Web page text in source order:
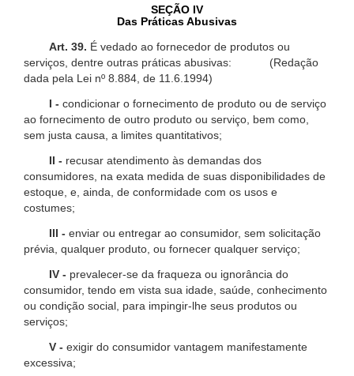
SEÇÃO IV
Das Práticas Abusivas
Art. 39. É vedado ao fornecedor de produtos ou
serviços, dentre outras práticas abusivas: (Redação
dada pela Lei nº 8.884, de 11.6.1994)
I - condicionar o fornecimento de produto ou de serviço
ao fornecimento de outro produto ou serviço, bem como,
sem justa causa, a limites quantitativos;
II - recusar atendimento às demandas dos
consumidores, na exata medida de suas disponibilidades de
estoque, e, ainda, de conformidade com os usos e
costumes;
III - enviar ou entregar ao consumidor, sem solicitação
prévia, qualquer produto, ou fornecer qualquer serviço;
IV - prevalecer-se da fraqueza ou ignorância do
consumidor, tendo em vista sua idade, saúde, conhecimento
ou condição social, para impingir-lhe seus produtos ou
serviços;
V - exigir do consumidor vantagem manifestamente
excessiva;